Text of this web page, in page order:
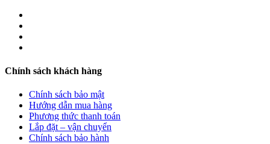
Chính sách khách hàng
Chính sách bảo mật
Hướng dẫn mua hàng
Phương thức thanh toán
Lắp đặt – vận chuyển
Chính sách bảo hành